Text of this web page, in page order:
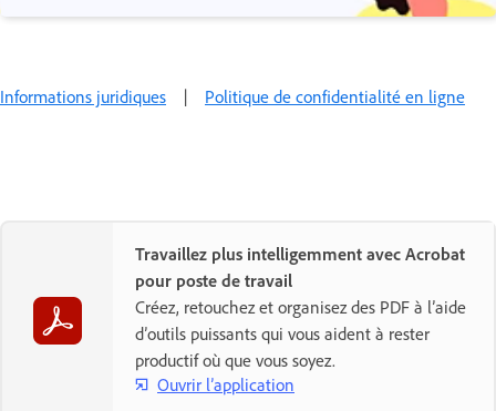
Informations juridiques | Politique de confidentialité en ligne
Travaillez plus intelligemment avec Acrobat
pour poste de travail
Créez, retouchez et organisez des PDF à l’aide
d’outils puissants qui vous aident à rester
productif où que vous soyez.
Ouvrir l’application